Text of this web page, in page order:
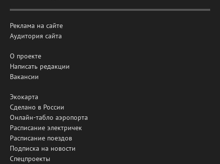
Реклама на сайте
Аудитория сайта
О проекте
Написать редакции
Вакансии
Экокарта
Сделано в России
Онлайн-табло аэропорта
Расписание электричек
Расписание поездов
Подписка на новости
Спецпроекты